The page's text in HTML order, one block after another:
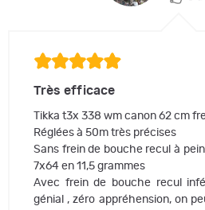
Très efficace
Tikka t3x 338 wm canon 62 cm
Réglées à 50m très précises
Sans frein de bouche recul à
7x64 en 11,5 grammes
Avec frein de bouche recul
génial , zéro appréhension, on